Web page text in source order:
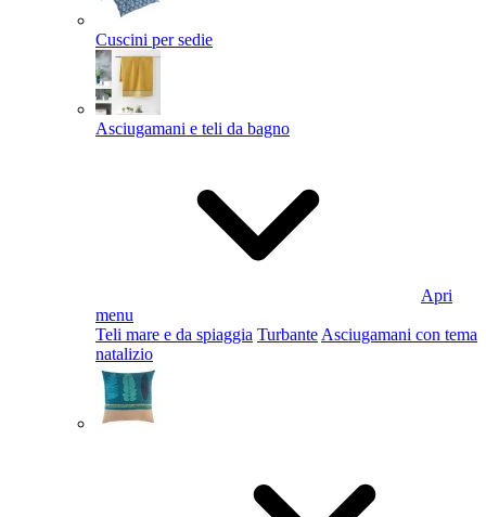
Cuscini per sedie
Asciugamani e teli da bagno
Apri
menu
Teli mare e da spiaggia Turbante Asciugamani con tema
natalizio